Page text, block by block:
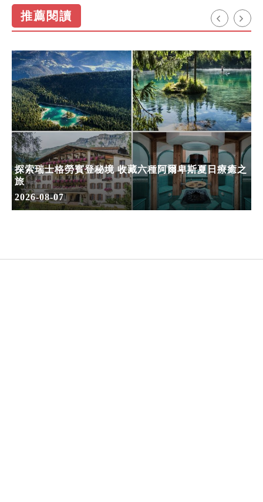
推薦閱讀
探索瑞士格勞賓登秘境 收藏六種阿爾卑斯夏日療癒之
旅
2026-08-07